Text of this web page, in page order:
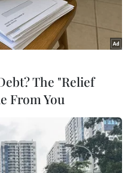
The "Relief
From You